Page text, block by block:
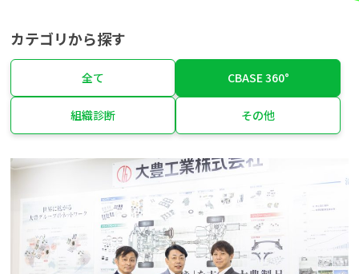
導入事例
セミナー情報
HRコラム
お知らせ
会社情報
よくある質問
カテゴリから探す
全て CBASE 360°
組織診断 その他